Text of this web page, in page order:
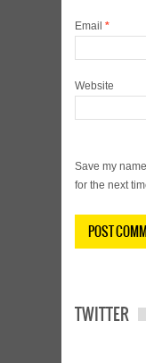
Email *
Website
Save my
for the next
TWITTER